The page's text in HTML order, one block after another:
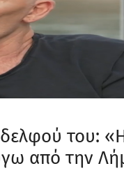
του:
από την